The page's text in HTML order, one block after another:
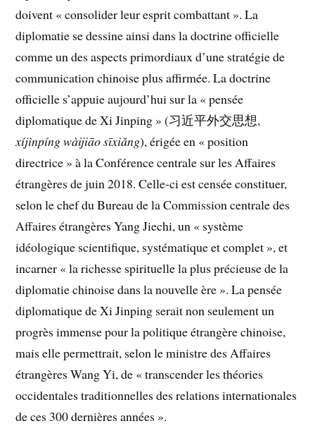
doivent « consolider leur esprit combattant ». La
diplomatie se dessine ainsi dans la doctrine officielle
comme un des aspects primordiaux d’une stratégie de
communication chinoise plus affirmée. La doctrine
officielle s’appuie aujourd’hui sur la « pensée
diplomatique de Xi Jinping » (习近平外交思想,
xíjìnpíng wàijiāo sīxiǎng), érigée en « position
directrice » à la Conférence centrale sur les Affaires
étrangères de juin 2018. Celle-ci est censée constituer,
selon le chef du Bureau de la Commission centrale des
Affaires étrangères Yang Jiechi, un « système
idéologique scientifique, systématique et complet », et
incarner « la richesse spirituelle la plus précieuse de la
diplomatie chinoise dans la nouvelle ère ». La pensée
diplomatique de Xi Jinping serait non seulement un
progrès immense pour la politique étrangère chinoise,
mais elle permettrait, selon le ministre des Affaires
étrangères Wang Yi, de « transcender les théories
occidentales traditionnelles des relations internationales
de ces 300 dernières années ».